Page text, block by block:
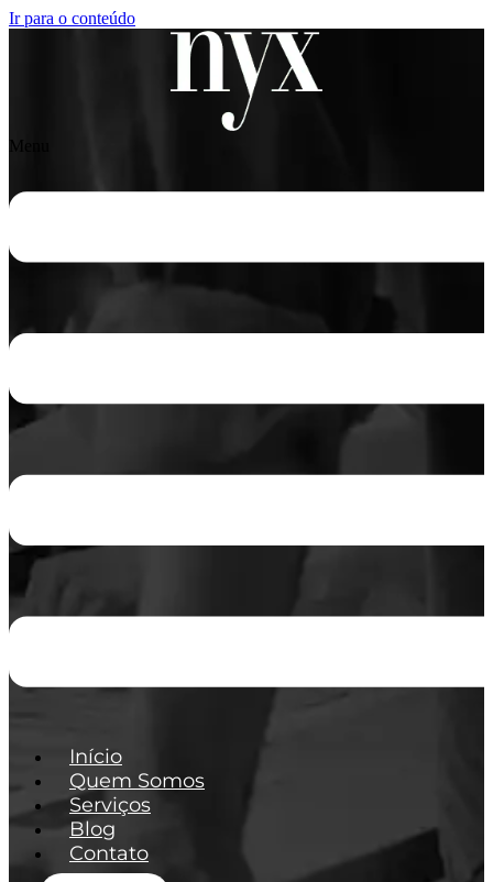
Ir para o conteúdo
Menu
Início
Quem Somos
Serviços
Blog
Contato